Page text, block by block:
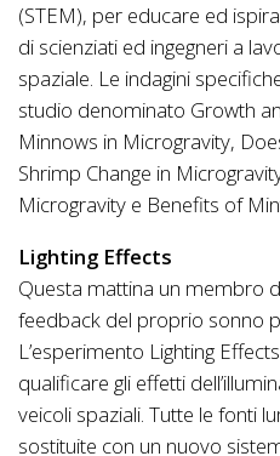
(STEM), per educare ed
di scienziati ed ingegneri a
spaziale. Le indagini
studio denominato Growth
Minnows in Microgravity,
Shrimp Change in
Microgravity e Benefits of
Lighting Effects
Questa mattina un membro
feedback del proprio sonno
L’esperimento Lighting
qualificare gli effetti
veicoli spaziali. Tutte le fonti
sostituite con un nuovo